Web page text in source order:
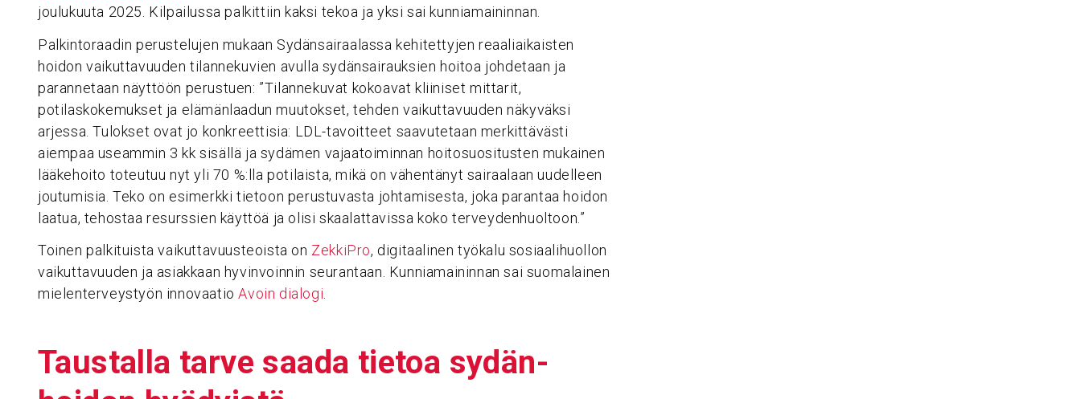
joulukuuta 2025. Kilpailussa palkittiin kaksi tekoa ja yksi sai kunniamaininnan.
Palkintoraadin perustelujen mukaan Sydänsairaalassa kehitettyjen reaaliaikaisten
hoidon vaikuttavuuden tilannekuvien avulla sydänsairauksien hoitoa johdetaan ja
parannetaan näyttöön perustuen: ”Tilannekuvat kokoavat kliiniset mittarit,
potilaskokemukset ja elämänlaadun muutokset, tehden vaikuttavuuden näkyväksi
arjessa. Tulokset ovat jo konkreettisia: LDL-tavoitteet saavutetaan merkittävästi
aiempaa useammin 3 kk sisällä ja sydämen vajaatoiminnan hoitosuositusten mukainen
lääkehoito toteutuu nyt yli 70 %:lla potilaista, mikä on vähentänyt sairaalaan uudelleen
joutumisia. Teko on esimerkki tietoon perustuvasta johtamisesta, joka parantaa hoidon
laatua, tehostaa resurssien käyttöä ja olisi skaalattavissa koko terveydenhuoltoon.”
Toinen palkituista vaikuttavuusteoista on ZekkiPro, digitaalinen työkalu sosiaalihuollon
vaikuttavuuden ja asiakkaan hyvinvoinnin seurantaan. Kunniamaininnan sai suomalainen
mielenterveystyön innovaatioAvoin dialogi.
Taus­talla tarve saada tietoa sydän­